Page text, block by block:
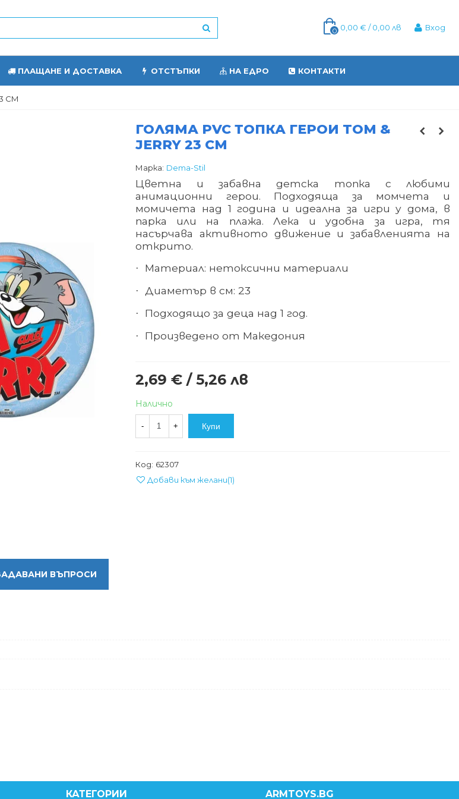
0 0,00 € / 0,00 лв Вход
ПЛАЩАНЕ И ДОСТАВКА ОТСТЪПКИ НА ЕДРО КОНТАКТИ
СМ
ГОЛЯМА PVC ТОПКА ГЕРОИ TOM &
JERRY 23 СМ
Марка: Dema-Stil
Цветна и забавна детска топка с любими
анимационни герои. Подходяща за момчета и
момичета над 1 година и идеална за игри у дома, в
парка или на плажа. Лека и удобна за игра, тя
насърчава активното движение и забавленията на
открито.
· Материал: нетоксични материали
· Диаметър в см: 23
· Подходящо за деца над 1 год.
· Произведено от Македония
2,69 € / 5,26 лв
Налично
- + Купи
Код: 62307
Добави към желани(1)
ВЪПРОСИ
КАТЕГОРИИ ARMTOYS.BG